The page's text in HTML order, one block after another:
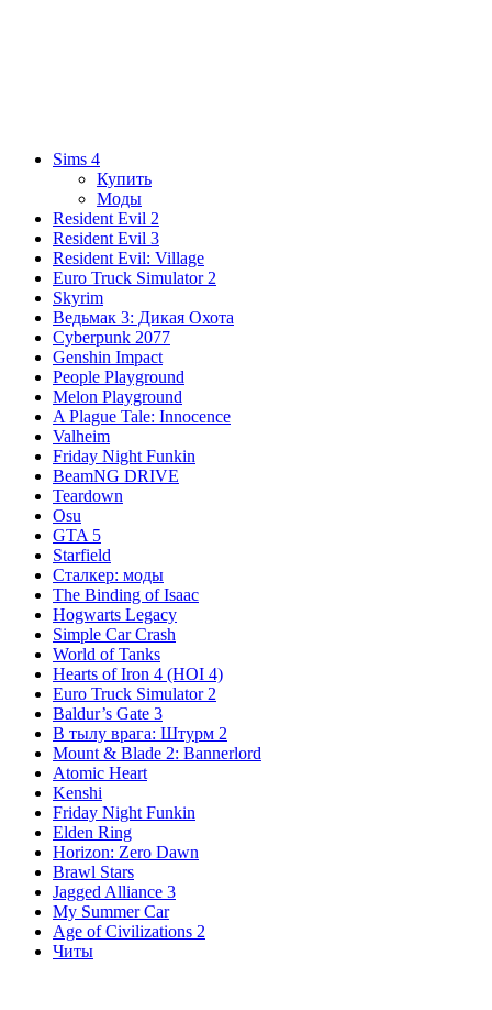
Sims 4
Купить
Моды
Resident Evil 2
Resident Evil 3
Resident Evil: Village
Euro Truck Simulator 2
Skyrim
Ведьмак 3: Дикая Охота
Cyberpunk 2077
Genshin Impact
People Playground
Melon Playground
A Plague Tale: Innocence
Valheim
Friday Night Funkin
BeamNG DRIVE
Teardown
Osu
GTA 5
Starfield
Сталкер: моды
The Binding of Isaac
Hogwarts Legacy
Simple Car Crash
World of Tanks
Hearts of Iron 4 (HOI 4)
Euro Truck Simulator 2
Baldur’s Gate 3
В тылу врага: Штурм 2
Mount & Blade 2: Bannerlord
Atomic Heart
Kenshi
Friday Night Funkin
Elden Ring
Horizon: Zero Dawn
Brawl Stars
Jagged Alliance 3
My Summer Car
Age of Civilizations 2
Читы